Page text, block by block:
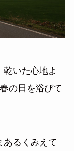
いた心地よ
の日を浴びて
あるくみえて